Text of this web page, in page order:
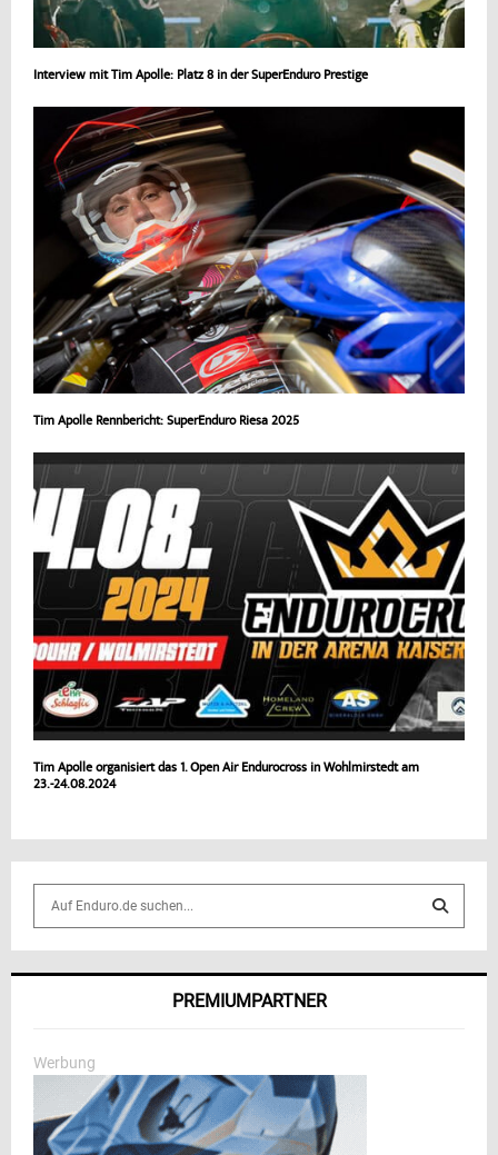
Interview mit Tim Apolle: Platz 8 in der SuperEnduro Prestige
Tim Apolle Rennbericht: SuperEnduro Riesa 2025
Tim Apolle organisiert das 1. Open Air Endurocross in Wohlmirstedt am
23.-24.08.2024
o
:
S
PREMIUMPARTNER
Werbung